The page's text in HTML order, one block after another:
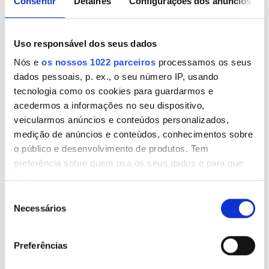
Uso responsável dos seus dados
Nós e os nossos 1022 parceiros processamos os seus
dados pessoais, p. ex., o seu número IP, usando
tecnologia como os cookies para guardarmos e
acedermos a informações no seu dispositivo,
veicularmos anúncios e conteúdos personalizados,
medição de anúncios e conteúdos, conhecimentos sobre
o público e desenvolvimento de produtos. Tem
preferência sobre quem usa os seus dados e para que
Se permitir, gostaríamos também de:
geográfica as quais podem ter uma precisão de
vários metros
Necessários
Preferências
quinta-feira 07:00 - 19:00
sexta-feira 07:00 - 19:00
sábado 07:00 - 19:00
domingo Fechado
Funcionários